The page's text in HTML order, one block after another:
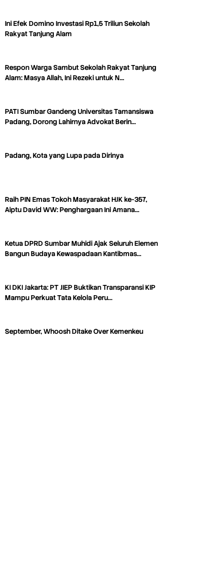
Ini Efek Domino Investasi Rp1,5 Triliun Sekolah
Rakyat Tanjung Alam
Respon Warga Sambut Sekolah Rakyat Tanjung
Alam: Masya Allah, Ini Rezeki untuk N…
PATI Sumbar Gandeng Universitas Tamansiswa
Padang, Dorong Lahirnya Advokat Berin…
Padang, Kota yang Lupa pada Dirinya
Raih PIN Emas Tokoh Masyarakat HJK ke-357,
Aiptu David WW: Penghargaan Ini Amana…
Ketua DPRD Sumbar Muhidi Ajak Seluruh Elemen
Bangun Budaya Kewaspadaan Kantibmas…
KI DKI Jakarta: PT JIEP Buktikan Transparansi KIP
Mampu Perkuat Tata Kelola Peru…
September, Whoosh Ditake Over Kemenkeu